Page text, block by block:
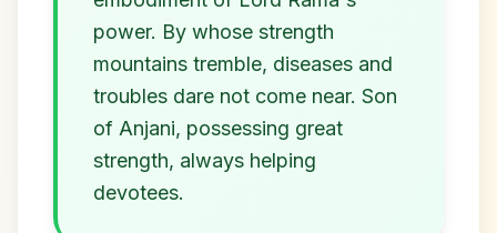
power. By whose strength
mountains tremble, diseases and
troubles dare not come near. Son
of Anjani, possessing great
strength, always helping